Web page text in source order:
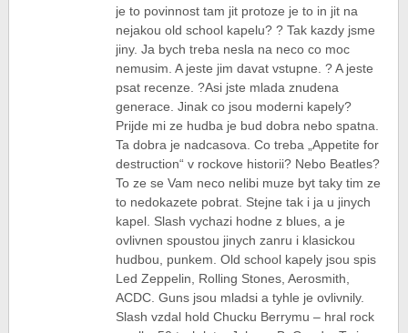
je to povinnost tam jit protoze je to in jit na
nejakou old school kapelu? ? Tak kazdy jsme
jiny. Ja bych treba nesla na neco co moc
nemusim. A jeste jim davat vstupne. ? A jeste
psat recenze. ?Asi jste mlada znudena
generace. Jinak co jsou moderni kapely?
Prijde mi ze hudba je bud dobra nebo spatna.
Ta dobra je nadcasova. Co treba „Appetite for
destruction“ v rockove historii? Nebo Beatles?
To ze se Vam neco nelibi muze byt taky tim ze
to nedokazete pobrat. Stejne tak i ja u jinych
kapel. Slash vychazi hodne z blues, a je
ovlivnen spoustou jinych zanru i klasickou
hudbou, punkem. Old school kapely jsou spis
Led Zeppelin, Rolling Stones, Aerosmith,
ACDC. Guns jsou mladsi a tyhle je ovlivnily.
Slash vzdal hold Chucku Berrymu – hral rock